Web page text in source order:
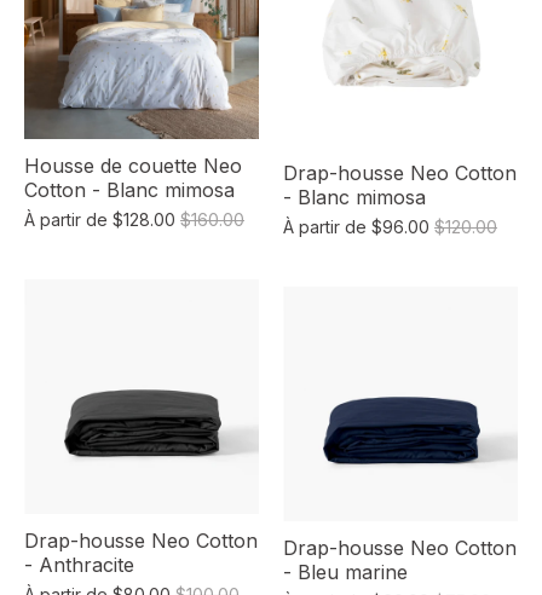
Housse de couette Neo
Cotton - Blanc mimosa
À partir de $128.00 $160.00
Drap-housse Neo Cotton
- Anthracite
Drap-housse Neo Cotton
- Blanc mimosa
À partir de $96.00 $120.00
Drap-housse Neo Cotton
- Bleu marine